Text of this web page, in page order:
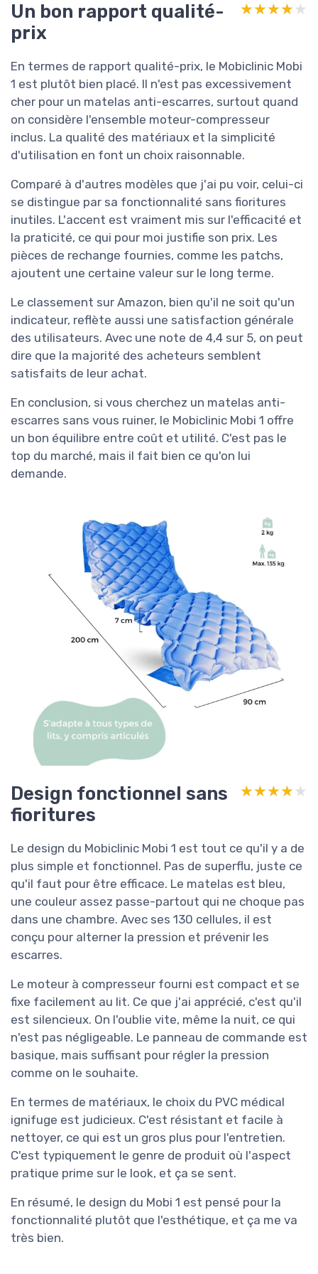
Un bon rapport qualité-
prix
★★★★★
★★★★★
En termes de rapport qualité-prix, le Mobiclinic Mobi
1 est plutôt bien placé. Il n'est pas excessivement
cher pour un matelas anti-escarres, surtout quand
on considère l'ensemble moteur-compresseur
inclus. La qualité des matériaux et la simplicité
d'utilisation en font un choix raisonnable.
Comparé à d'autres modèles que j'ai pu voir, celui-ci
se distingue par sa fonctionnalité sans fioritures
inutiles. L'accent est vraiment mis sur l'efficacité et
la praticité, ce qui pour moi justifie son prix. Les
pièces de rechange fournies, comme les patchs,
ajoutent une certaine valeur sur le long terme.
Le classement sur Amazon, bien qu'il ne soit qu'un
indicateur, reflète aussi une satisfaction générale
des utilisateurs. Avec une note de 4,4 sur 5, on peut
dire que la majorité des acheteurs semblent
satisfaits de leur achat.
En conclusion, si vous cherchez un matelas anti-
escarres sans vous ruiner, le Mobiclinic Mobi 1 offre
un bon équilibre entre coût et utilité. C'est pas le
top du marché, mais il fait bien ce qu'on lui
demande.
Design fonctionnel sans
fioritures
★★★★★
★★★★★
Le design du Mobiclinic Mobi 1 est tout ce qu'il y a de
plus simple et fonctionnel. Pas de superflu, juste ce
qu'il faut pour être efficace. Le matelas est bleu,
une couleur assez passe-partout qui ne choque pas
dans une chambre. Avec ses 130 cellules, il est
conçu pour alterner la pression et prévenir les
escarres.
Le moteur à compresseur fourni est compact et se
fixe facilement au lit. Ce que j'ai apprécié, c'est qu'il
est silencieux. On l'oublie vite, même la nuit, ce qui
n'est pas négligeable. Le panneau de commande est
basique, mais suffisant pour régler la pression
comme on le souhaite.
En termes de matériaux, le choix du PVC médical
ignifuge est judicieux. C'est résistant et facile à
nettoyer, ce qui est un gros plus pour l'entretien.
C'est typiquement le genre de produit où l'aspect
pratique prime sur le look, et ça se sent.
En résumé, le design du Mobi 1 est pensé pour la
fonctionnalité plutôt que l'esthétique, et ça me va
très bien.